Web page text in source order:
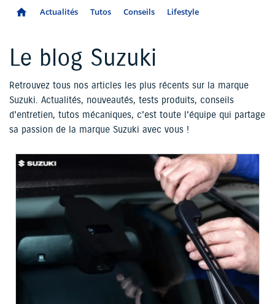
home Actualités Tutos Conseils Lifestyle
Le blog Suzuki
Retrouvez tous nos articles les plus récents sur la marque
Suzuki. Actualités, nouveautés, tests produits, conseils
d'entretien, tutos mécaniques, c'est toute l'équipe qui partage
sa passion de la marque Suzuki avec vous !